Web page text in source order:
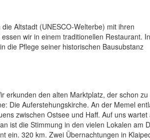
Altstadt (UNESCO-Welterbe) mit ihren
wir in einem traditionellen Restaurant.
die Pflege seiner historischen Bausubstanz
erkunden den alten Marktplatz, der schon zu
Die Auferstehungskirche. An der Memel
zwischen Ostsee und Haff. Auf uns wartet
ist die Stimmung in den vielen Lokalen am
ein. 320 km. Zwei Übernachtungen in